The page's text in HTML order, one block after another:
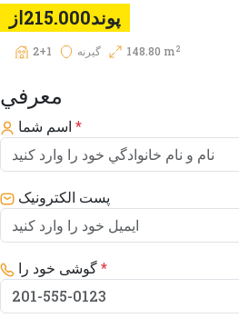
پوند215.000از
2+1 گیرنه 148.80 m2
معرفي
*
پست الکترونیک
گوشی خود را*